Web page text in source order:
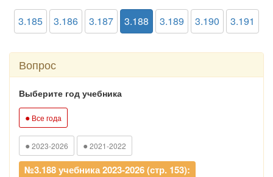
3.185 3.186 3.187 3.188 3.189 3.190 3.191
Вопрос
Выберите год учебника
● Все года
● 2023-2026 ● 2021-2022
№3.188 учебника 2023-2026 (стр. 153):